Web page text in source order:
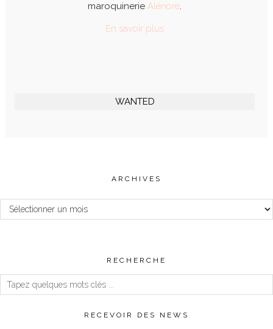
maroquinerie Alénore.
En savoir plus
WANTED
ARCHIVES
Archives
RECHERCHE
RECEVOIR DES NEWS